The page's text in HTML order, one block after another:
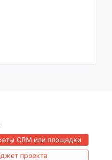
CRM или площадки
проекта